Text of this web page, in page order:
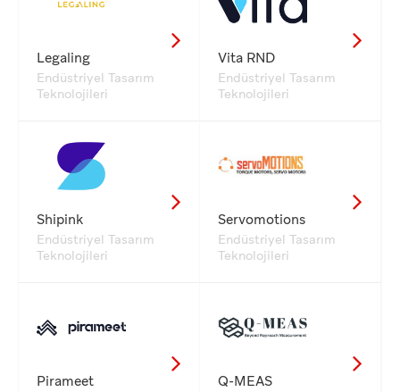
Legaling
Endüstriyel Tasarım
Teknolojileri
Vita RND
Endüstriyel Tasarım
Teknolojileri
Shipink
Endüstriyel Tasarım
Teknolojileri
Servomotions
Endüstriyel Tasarım
Teknolojileri
Pirameet Q-MEAS